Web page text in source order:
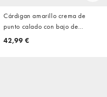
Cárdigan amarillo crema de
punto calado con bajo de
sobrefalda de Miss Selfridge
42,99 €